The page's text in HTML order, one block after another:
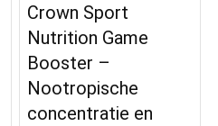
Crown Sport
Nutrition Game
Booster –
Nootropische
concentratie en